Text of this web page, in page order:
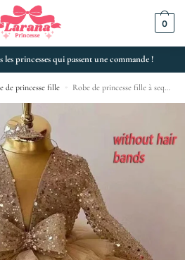
0
princesses qui passent une commande !
de princesse fille » Robe de princesse fille à sequins pour soirée et anniversaire